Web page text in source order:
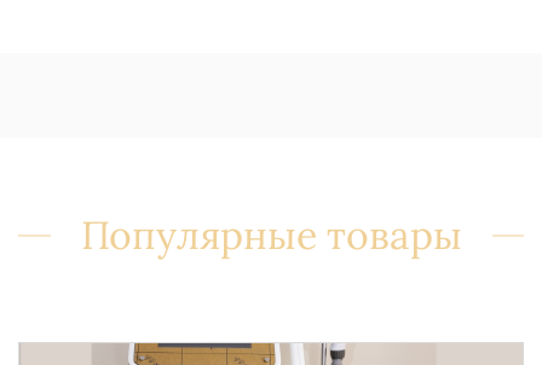
Популярные товары